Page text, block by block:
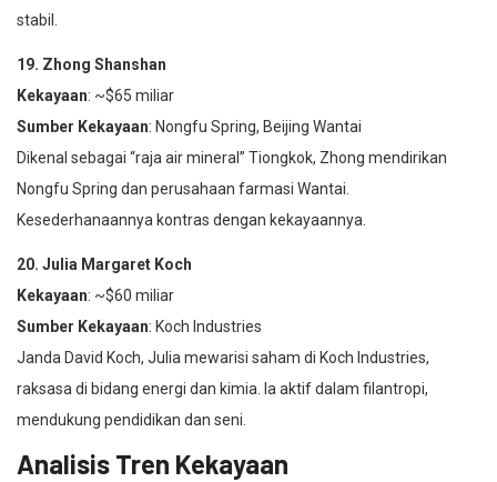
stabil.
19. Zhong Shanshan
Kekayaan: ~$65 miliar
Sumber Kekayaan: Nongfu Spring, Beijing Wantai
Dikenal sebagai “raja air mineral” Tiongkok, Zhong mendirikan
Nongfu Spring dan perusahaan farmasi Wantai.
Kesederhanaannya kontras dengan kekayaannya.
20. Julia Margaret Koch
Kekayaan: ~$60 miliar
Sumber Kekayaan: Koch Industries
Janda David Koch, Julia mewarisi saham di Koch Industries,
raksasa di bidang energi dan kimia. Ia aktif dalam filantropi,
mendukung pendidikan dan seni.
Analisis Tren Kekayaan